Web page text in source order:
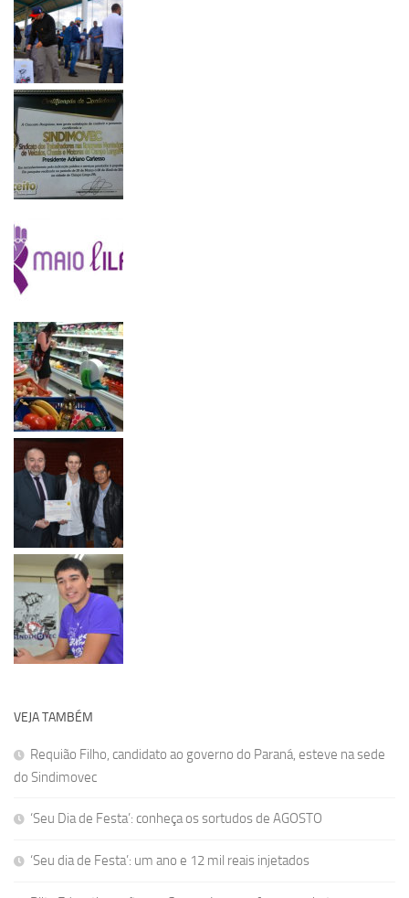
VEJA TAMBÉM
Requião Filho, candidato ao governo do Paraná, esteve na sede
do Sindimovec
‘Seu Dia de Festa’: conheça os sortudos de AGOSTO
‘Seu dia de Festa’: um ano e 12 mil reais injetados